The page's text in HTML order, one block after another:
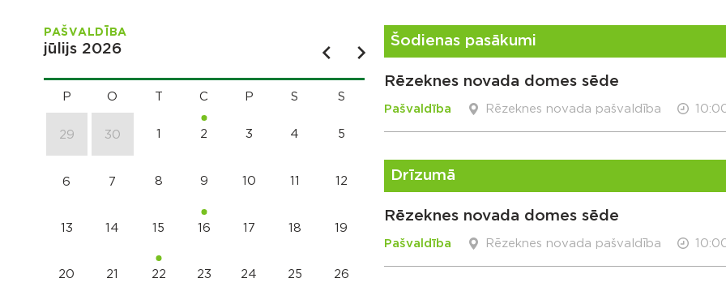
PAŠVALDĪBA
jūlijs 2026
P O C P S S
29 30 1 2 3 4 5
6 7 8 9 10 11 12
13 14 15 16 17 18 19
20 21 22 23 24 25 26
Šodienas pasākumi
Rēzeknes novada domes sēde
Pašvaldība Rēzeknes novada pašvaldība
Drīzumā
Rēzeknes novada domes sēde
Pašvaldība Rēzeknes novada pašvaldība